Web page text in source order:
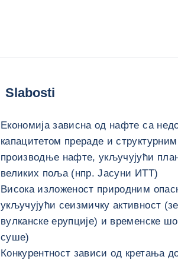
Slabosti
Економија зависна од нафте са
капацитетом прераде и
производње нафте, укључујући
великих поља (нпр. Јасуни ИТТ)
Висока изложеност природним
укључујући сеизмичку активност
вулканске ерупције) и временске
суше)
Конкурентност зависи од кретања